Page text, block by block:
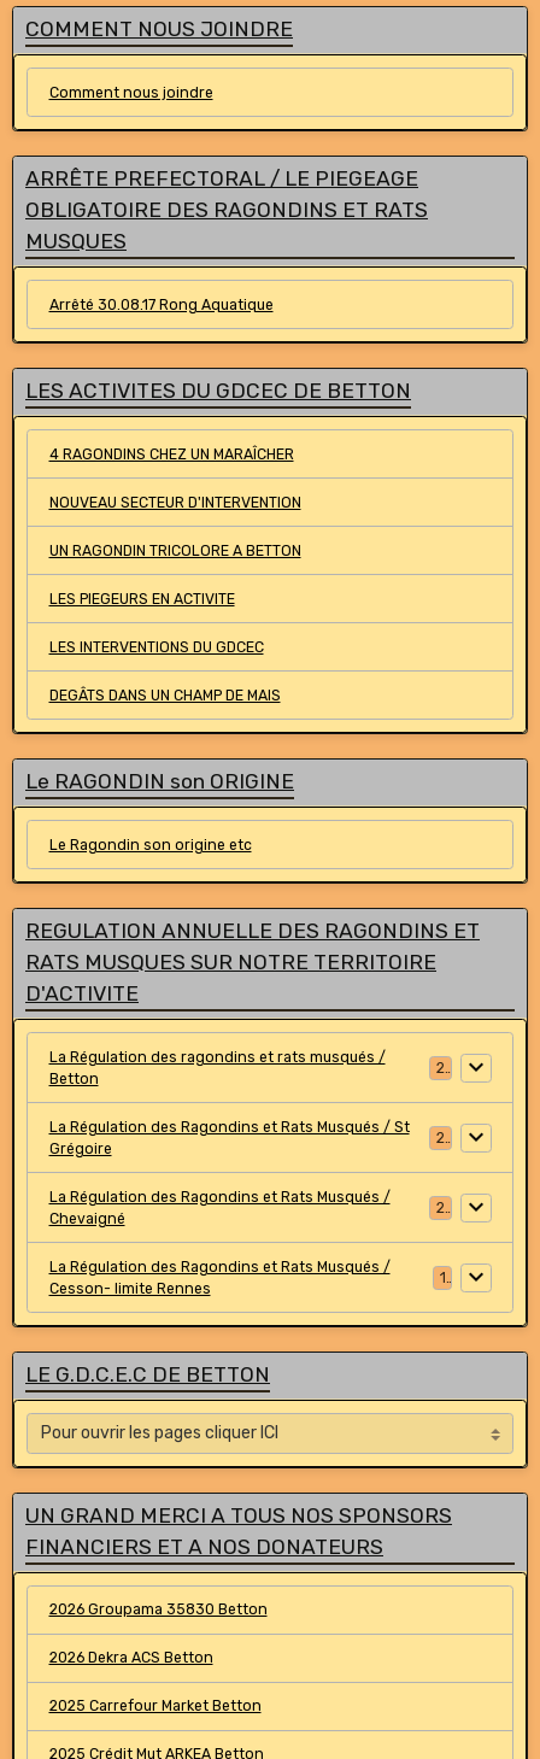
COMMENT NOUS JOINDRE
Comment nous joindre
ARRÊTE PREFECTORAL / LE PIEGEAGE
OBLIGATOIRE DES RAGONDINS ET RATS
MUSQUES
Arrêté 30.08.17 Rong Aquatique
LES ACTIVITES DU GDCEC DE BETTON
4 RAGONDINS CHEZ UN MARAÎCHER
NOUVEAU SECTEUR D'INTERVENTION
UN RAGONDIN TRICOLORE A BETTON
LES PIEGEURS EN ACTIVITE
LES INTERVENTIONS DU GDCEC
DEGÂTS DANS UN CHAMP DE MAIS
Le RAGONDIN son ORIGINE
Le Ragondin son origine etc
REGULATION ANNUELLE DES RAGONDINS ET
RATS MUSQUES SUR NOTRE TERRITOIRE
D'ACTIVITE
La Régulation des ragondins et rats musqués /
Betton
La Régulation des Ragondins et Rats Musqués / St
Grégoire
La Régulation des Ragondins et Rats Musqués /
Chevaigné
La Régulation des Ragondins et Rats Musqués /
Cesson- limite Rennes
LE G.D.C.E.C DE BETTON
UN GRAND MERCI A TOUS NOS SPONSORS
FINANCIERS ET A NOS DONATEURS
2026 Groupama 35830 Betton
2026 Dekra ACS Betton
2025 Carrefour Market Betton
2025 Crédit Mut ARKEA Betton